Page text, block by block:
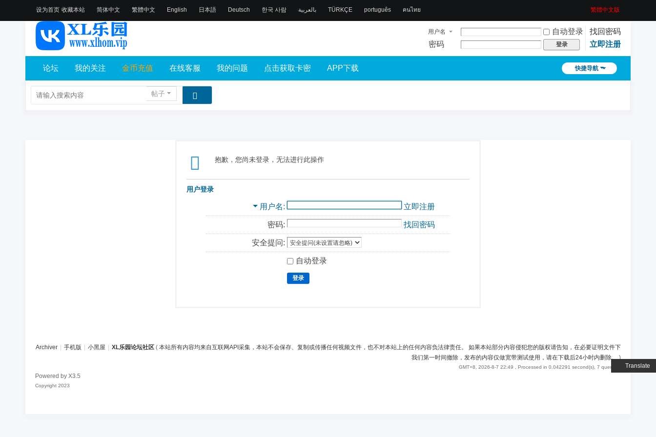
设为首页 收藏本站
Translate
简体中文 繁體中文 English 日本語 Deutsch 한국 사람 بالعربية TÜRKÇE português คนไทย 繁體中文版
用户名 自动登录
找回密码
密码
登录 立即注册
快捷导航
论坛 我的关注 金币充值 在线客服 我的问题 点击获取卡密 APP下载
帖子
抱歉，您尚未登录，无法进行此操作
用户登录
用户名 立即注册
密码: 找回密码
安全提问:
自动登录
登录
Archiver 手机版 小黑屋 XL乐园论坛社区 ( 本站所有内容均来自互联网API采集，本站不会保存、复制或传播任何视频文件，也不对本站上的任何内容负法律责任。 如果本站部分内容侵犯您的版权请告知，在必要证明文件下
我们第一时间撤除，发布的内容仅做宽带测试使用，请在下载后24小时内删除。)
GMT+8, 2026-8-7 22:49 , Processed in 0.042291 second(s), 7 queries .
Powered by X3.5
Copyright 2023